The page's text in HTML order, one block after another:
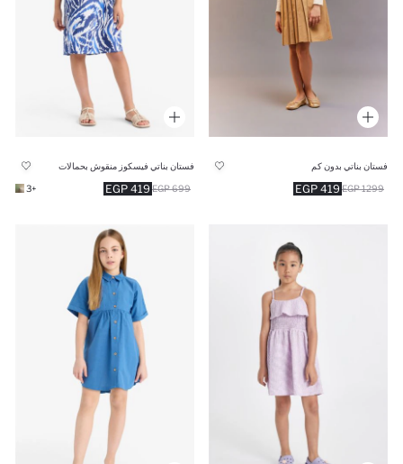
فستان بناتي بدون كم
419 EGP 1299 EGP
فستان بناتي فيسكوز منقوش بحمالات
419 EGP 699 EGP
+3